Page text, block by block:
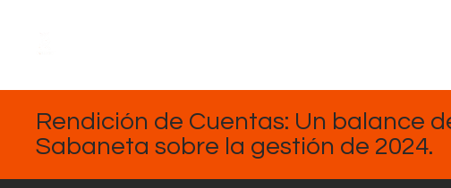
En
Rendición de Cuentas: Un balance
Sabaneta sobre la gestión de 2024.